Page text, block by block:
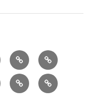
Ateliers
divers
Événements
récents
et
à
Candidater
à
Écoles
d’art